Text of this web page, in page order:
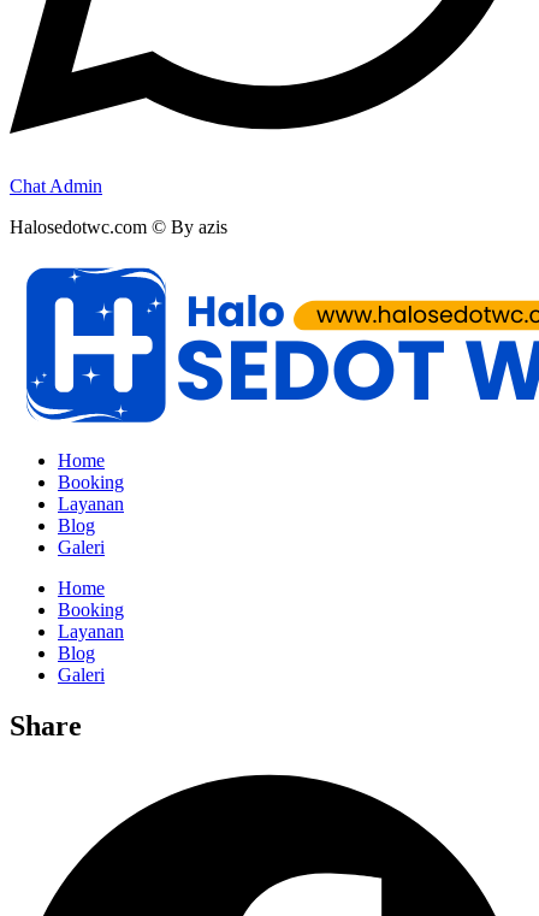
Chat Admin
Halosedotwc.com © By azis
Home
Booking
Layanan
Blog
Galeri
Home
Booking
Layanan
Blog
Galeri
Share